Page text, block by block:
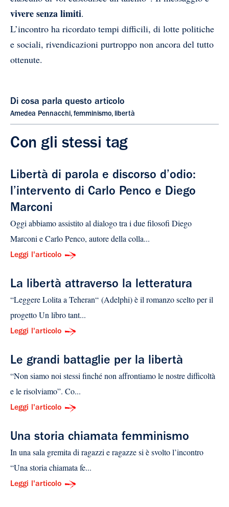
vivere senza limiti.
L’incontro ha ricordato tempi difficili, di lotte politiche
e sociali, rivendicazioni purtroppo non ancora del tutto
ottenute.
Di cosa parla questo articolo
Amedea Pennacchi, femminismo, libertà
Con gli stessi tag
Libertà di parola e discorso d’odio:
l’intervento di Carlo Penco e Diego
Marconi
Oggi abbiamo assistito al dialogo tra i due filosofi Diego
Marconi e Carlo Penco, autore della colla...
Leggi l'articolo
La libertà attraverso la letteratura
“Leggere Lolita a Teheran“ (Adelphi) è il romanzo scelto per il
progetto Un libro tant...
Leggi l'articolo
Le grandi battaglie per la libertà
“Non siamo noi stessi finché non affrontiamo le nostre difficoltà
e le risolviamo”. Co...
Leggi l'articolo
Una storia chiamata femminismo
In una sala gremita di ragazzi e ragazze si è svolto l’incontro
“Una storia chiamata fe...
Leggi l'articolo